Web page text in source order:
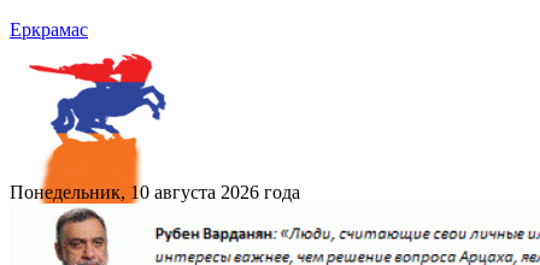
Еркрамас
Понедельник, 10 августа 2026 года